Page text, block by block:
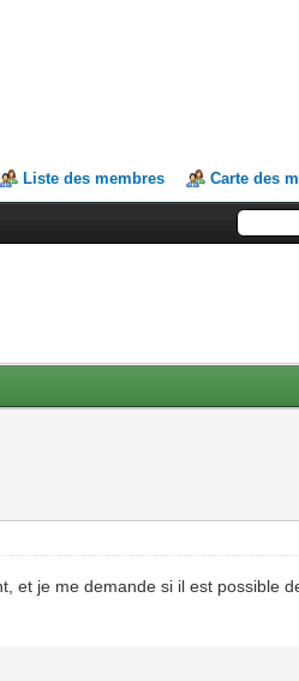
Liste des membres Carte des
et je me demande si il est possible